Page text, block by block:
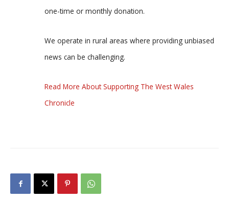
one-time or monthly donation.
We operate in rural areas where providing unbiased
news can be challenging.
Read More About Supporting The West Wales
Chronicle